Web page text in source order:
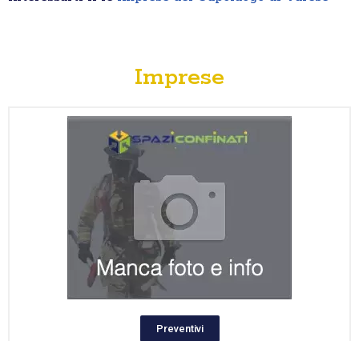
Imprese
Preventivi